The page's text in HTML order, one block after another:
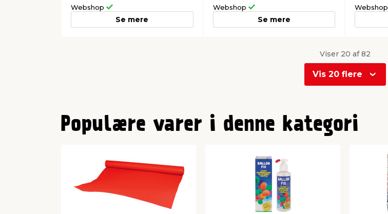
Webshop
Se mere
Webshop
Se mere
Webshop
Viser 20 af 82
Vis 20 flere
2
3
Populære varer i denne kategori